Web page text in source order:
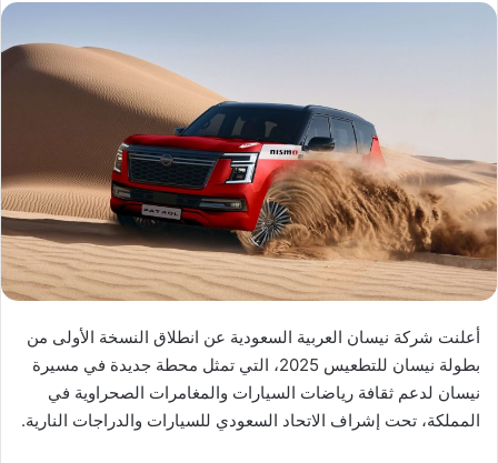
أعلنت شركة نيسان العربية السعودية عن انطلاق النسخة الأولى من
بطولة نيسان للتطعيس 2025، التي تمثل محطة جديدة في مسيرة
نيسان لدعم ثقافة رياضات السيارات والمغامرات الصحراوية في
المملكة، تحت إشراف الاتحاد السعودي للسيارات والدراجات النارية.